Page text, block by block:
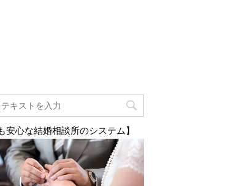
安心な結婚相談所のシステム】